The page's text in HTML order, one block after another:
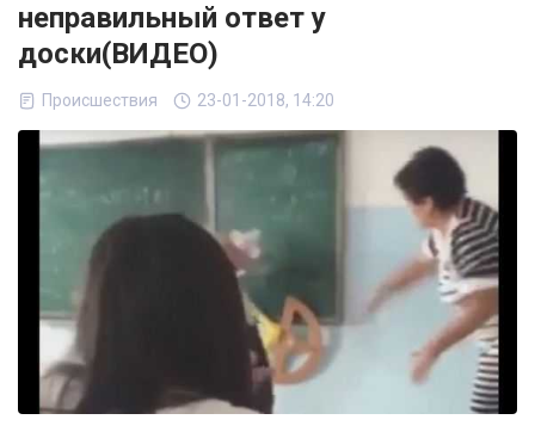
неправильный ответ у
доски(ВИДЕО)
Происшествия 23-01-2018, 14:20